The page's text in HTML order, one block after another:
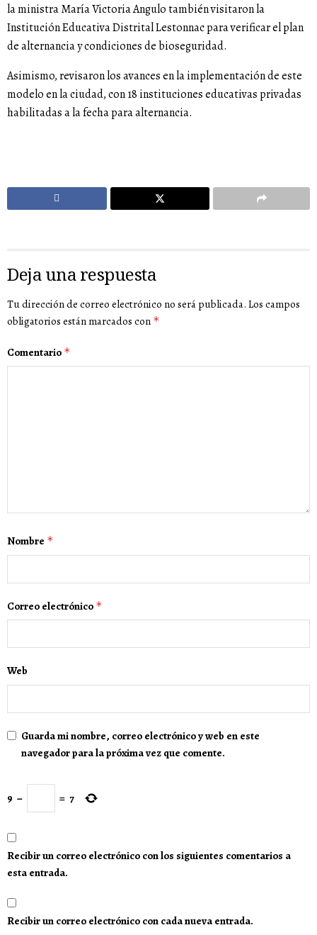
la ministra María Victoria Angulo también visitaron la
Institución Educativa Distrital Lestonnac para verificar el plan
de alternancia y condiciones de bioseguridad.
Asimismo, revisaron los avances en la implementación de este
modelo en la ciudad, con 18 instituciones educativas privadas
habilitadas a la fecha para alternancia.
Deja una respuesta
Tu dirección de correo electrónico no será publicada. Los campos
obligatorios están marcados con *
Comentario *
Nombre *
Correo electrónico *
Web
Guarda mi nombre, correo electrónico y web en este
navegador para la próxima vez que comente.
9 − = 7
Recibir un correo electrónico con los siguientes comentarios a
esta entrada.
Recibir un correo electrónico con cada nueva entrada.